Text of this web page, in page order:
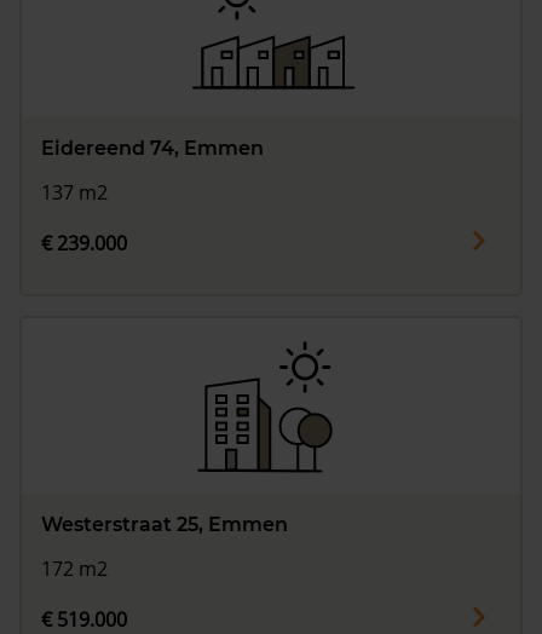
Eidereend 74, Emmen
137 m2
€ 239.000
Westerstraat 25, Emmen
172 m2
€ 519.000